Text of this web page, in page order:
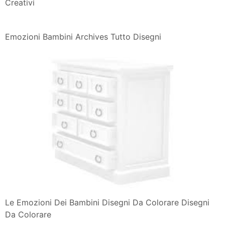
Da Colorare